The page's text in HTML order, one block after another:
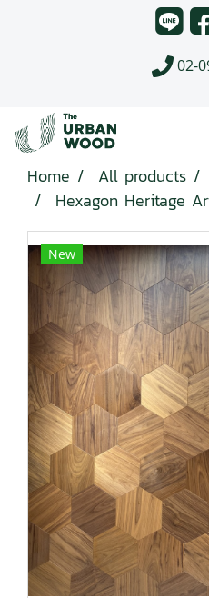
02-
Home All products
Hexagon Heritage
New